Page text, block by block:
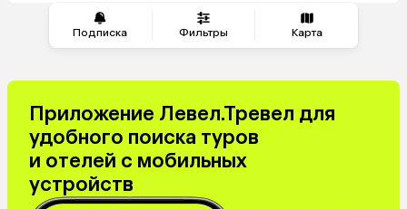
Подписка Фильтры Карта
Приложение Левел.Тревел для
удобного поиска туров
и отелей с мобильных
устройств